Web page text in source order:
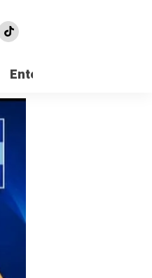
Entertainment